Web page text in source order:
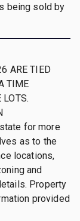
being sold by
ARE TIED
TIME
for more
as to the
locations,
and
Property
provided